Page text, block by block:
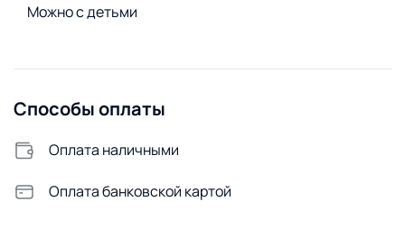
Можно с детьми
Способы оплаты
Оплата наличными
Оплата банковской картой